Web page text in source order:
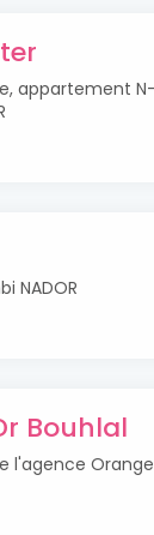
appartement
NADOR
Bouhlal
l'agence Orange